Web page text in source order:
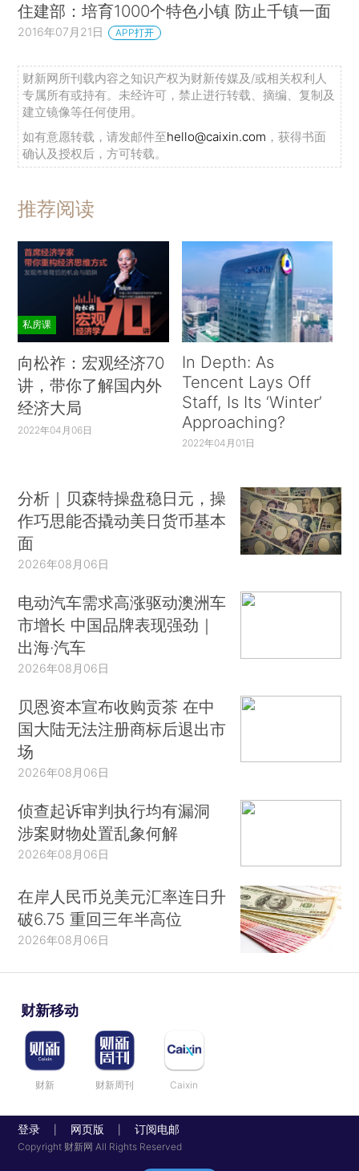
住建部：培育1000个特色小镇 防止千镇一面
2016年07月21日 APP打开
财新网所刊载内容之知识产权为财新传媒及/或相关权利人
专属所有或持有。未经许可，禁止进行转载、摘编、复制及
建立镜像等任何使用。
如有意愿转载，请发邮件至hello@caixin.com ，获得书面
确认及授权后，方可转载。
推荐阅读
私房课
向松祚：宏观经济70
讲，带你了解国内外
经济大局
2022年04月06日
In Depth: As
Tencent Lays Off
Staff, Is Its ‘Winter’
Approaching?
2022年04月01日
分析｜贝森特操盘稳日元，操
作巧思能否撬动美日货币基本
面
2026年08月06日
电动汽车需求高涨驱动澳洲车
市增长 中国品牌表现强劲｜
出海·汽车
2026年08月06日
贝恩资本宣布收购贡茶 在中
国大陆无法注册商标后退出市
场
2026年08月06日
侦查起诉审判执行均有漏洞
涉案财物处置乱象何解
2026年08月06日
在岸人民币兑美元汇率连日升
破6.75 重回三年半高位
2026年08月06日
财新移动
财新 财新周刊 Caixin
登录 网页版 订阅电邮
Copyright 财新网 All Rights Reserved